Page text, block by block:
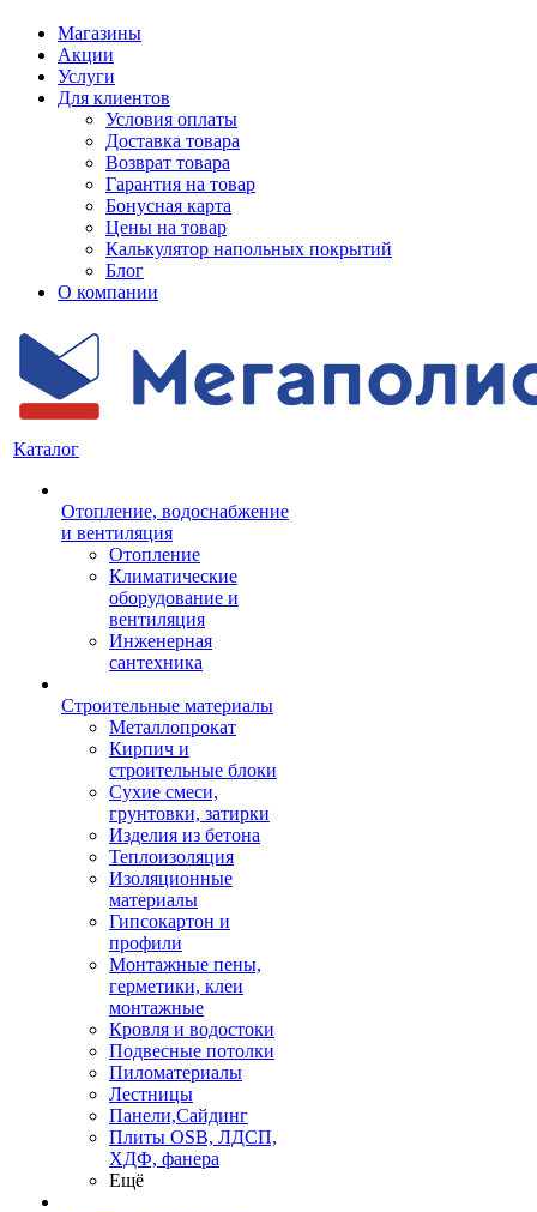
Магазины
Акции
Услуги
Для клиентов
Условия оплаты
Доставка товара
Возврат товара
Гарантия на товар
Бонусная карта
Цены на товар
Калькулятор напольных покрытий
Блог
О компании
Каталог
Отопление, водоснабжение
и вентиляция
Отопление
Климатические
оборудование и
вентиляция
Инженерная
сантехника
Строительные материалы
Металлопрокат
Кирпич и
строительные блоки
Сухие смеси,
грунтовки, затирки
Изделия из бетона
Теплоизоляция
Изоляционные
материалы
Гипсокартон и
профили
Монтажные пены,
герметики, клеи
монтажные
Кровля и водостоки
Подвесные потолки
Пиломатериалы
Лестницы
Панели,Сайдинг
Плиты OSB, ЛДСП,
ХДФ, фанера
Ещё